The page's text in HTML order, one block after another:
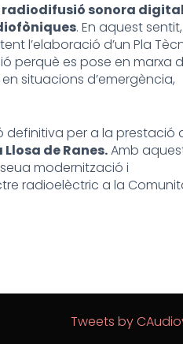
radiodifusió sonora digital
. En aquest
l’elaboració d’un Pla
perquè es pose en marxa
situacions d’emergència,
definitiva per a la prestació
de Ranes.Amb
modernització i
radioelèctric a la
Tweets by